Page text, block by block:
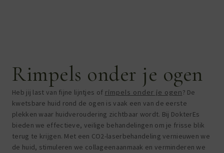
Rimpels onder je ogen
Heb jij last van fijne lijntjes of rimpels onder je ogen? De
kwetsbare huid rond de ogen is vaak een van de eerste
plekken waar huidveroudering zichtbaar wordt. Bij DokterEs
bieden we effectieve, veilige behandelingen om je frisse blik
terug te krijgen. Met een CO2-laserbehandeling vernieuwen we
de huid, stimuleren we collageenaanmaak en verminderen we